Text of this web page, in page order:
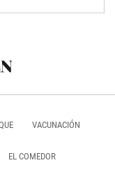
VACUNACIÓN
EL COMEDOR